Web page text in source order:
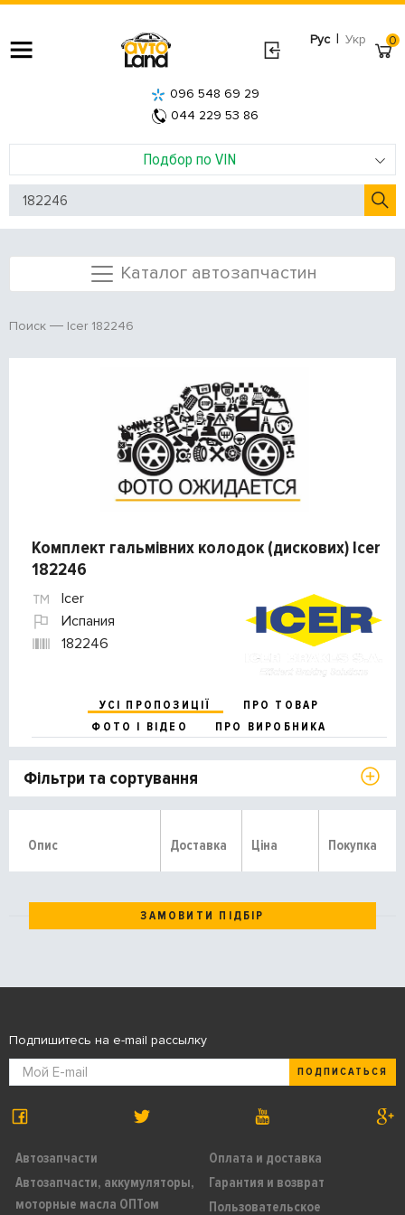
Рус | Укр
Подбор по VIN
096 548 69 29
044 229 53 86
0
Каталог автозапчастин
Поиск Icer 182246
Комплект гальмівних колодок (дискових) Icer
182246
Icer
Испания
182246
УСІ ПРОПОЗИЦІЇ
ПРО ТОВАР
ФОТО І ВІДЕО
ПРО ВИРОБНИКА
Фільтри та сортування
Опис Доставка Ціна Покупка
ЗАМОВИТИ ПІДБІР
Автозапчасти
Автозапчасти, аккумуляторы,
моторные масла ОПТом
Оплата и доставка
Гарантия и возврат
Пользовательское
Подпишитесь на e-mail рассылку
ПОДПИСАТЬСЯ